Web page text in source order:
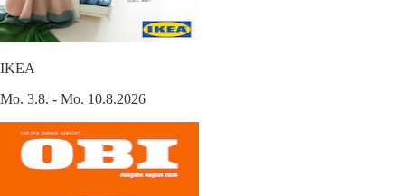
IKEA
Mo. 3.8. - Mo. 10.8.2026